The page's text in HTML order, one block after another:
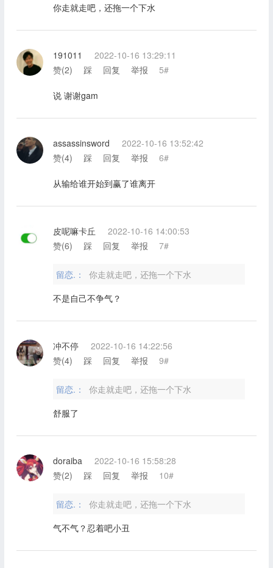
你走就走吧，还拖一个下水
191011
2022-10-16 13:29:11
赞(2) 踩 回复 举报 5#
说 谢谢gam
assassinsword
2022-10-16 13:52:42
赞(4) 踩 回复 举报 6#
从输给谁开始到赢了谁离开
皮呢嘛卡丘
2022-10-16 14:00:53
赞(6) 踩 回复 举报 7#
留恋.：
你走就走吧，还拖一个下水
不是自己不争气？
冲不停
2022-10-16 14:22:56
赞(4) 踩 回复 举报 9#
留恋.：
你走就走吧，还拖一个下水
舒服了
doraiba
2022-10-16 15:58:28
赞(2) 踩 回复 举报 10#
留恋.：
你走就走吧，还拖一个下水
气不气？忍着吧小丑